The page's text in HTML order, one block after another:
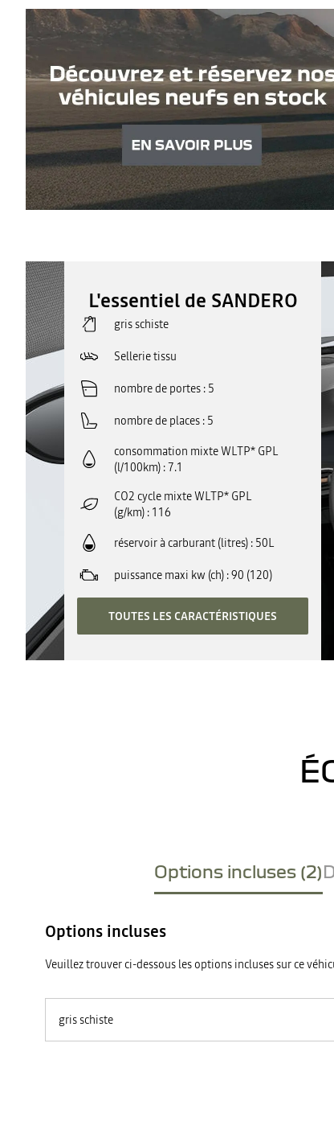
L'essentiel de SANDERO
gris schiste
Sellerie tissu
nombre de portes 5
nombre de places 5
consommation mixte WLTP* GPL
(l/100km) 7.1
CO2 cycle mixte WLTP* GPL
(g/km) 116
réservoir à carburant (litres) 50L
puissance maxi kw (ch) 90 (120)
TOUTES LES CARACTÉRISTIQUES
Options incluses (2)
Options incluses
Veuillez trouver ci-dessous les options incluses sur ce
gris schiste